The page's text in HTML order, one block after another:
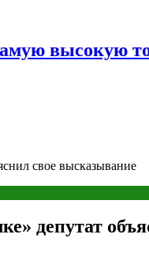
высокую
свое высказывание
депутат